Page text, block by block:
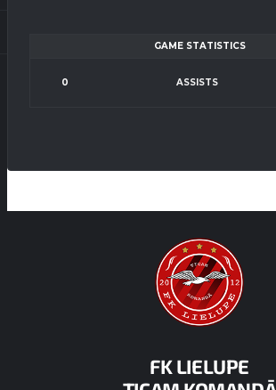
GAME STATISTICS
0 ASSISTS
FK LIELUPE